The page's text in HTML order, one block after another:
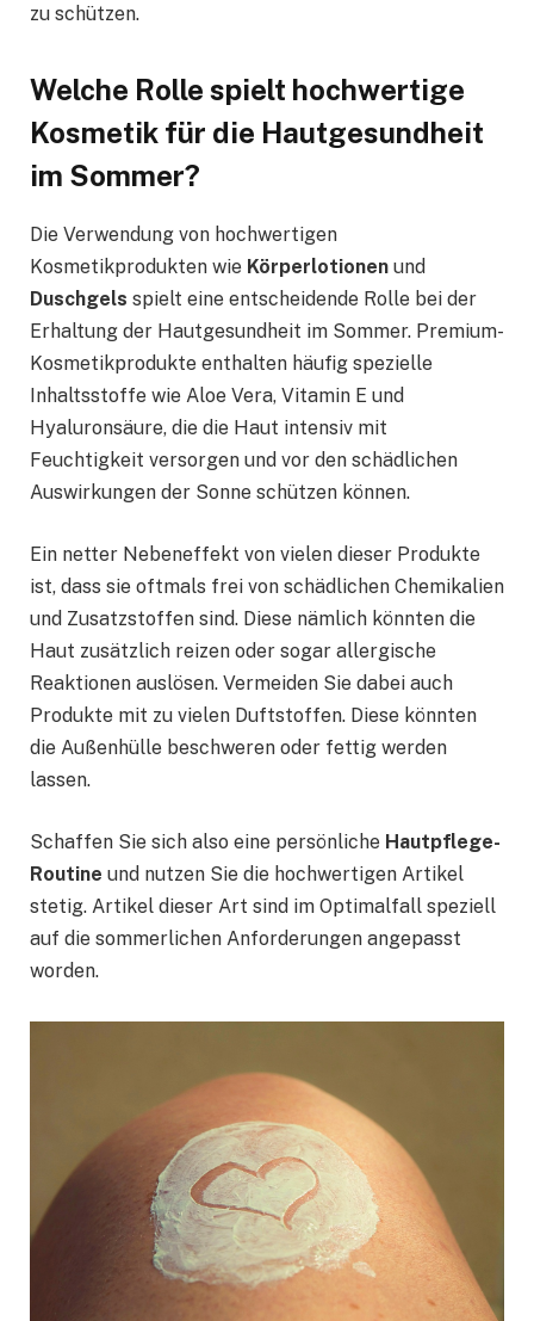
zu schützen.
Welche Rolle spielt hochwertige
Kosmetik für die Hautgesundheit
im Sommer?
Die Verwendung von hochwertigen
Kosmetikprodukten wie Körperlotionen und
Duschgels spielt eine entscheidende Rolle bei der
Erhaltung der Hautgesundheit im Sommer. Premium-
Kosmetikprodukte enthalten häufig spezielle
Inhaltsstoffe wie Aloe Vera, Vitamin E und
Hyaluronsäure, die die Haut intensiv mit
Feuchtigkeit versorgen und vor den schädlichen
Auswirkungen der Sonne schützen können.
Ein netter Nebeneffekt von vielen dieser Produkte
ist, dass sie oftmals frei von schädlichen Chemikalien
und Zusatzstoffen sind. Diese nämlich könnten die
Haut zusätzlich reizen oder sogar allergische
Reaktionen auslösen. Vermeiden Sie dabei auch
Produkte mit zu vielen Duftstoffen. Diese könnten
die Außenhülle beschweren oder fettig werden
lassen.
Schaffen Sie sich also eine persönliche Hautpflege-
Routine und nutzen Sie die hochwertigen Artikel
stetig. Artikel dieser Art sind im Optimalfall speziell
auf die sommerlichen Anforderungen angepasst
worden.